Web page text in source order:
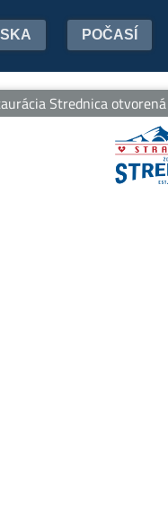
POČASÍ
Strednica otvorená